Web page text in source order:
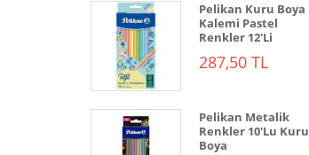
Pelikan Kuru Boya
Kalemi Pastel
Renkler 12'Li
287,50 TL
Pelikan Metalik
Renkler 10'Lu Kuru
Boya